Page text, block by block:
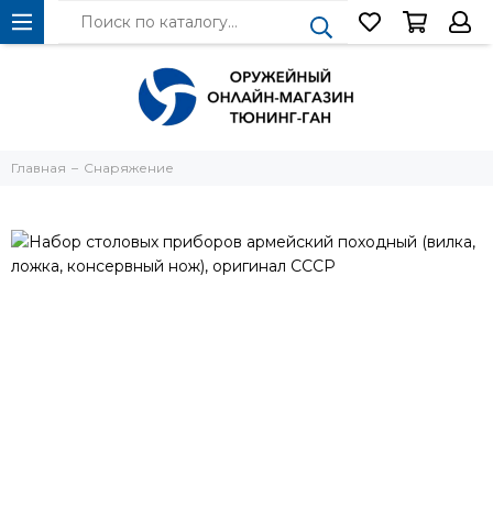
Главная Снаряжение